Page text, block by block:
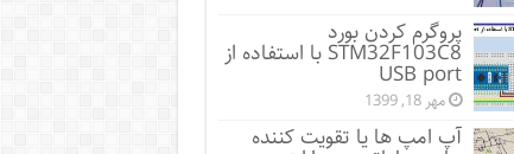
پروگرم کردن بورد
STM32F103C8 با استفاده از
USB port
مهر 18, 1399
آپ امپ ها یا تقویت کننده